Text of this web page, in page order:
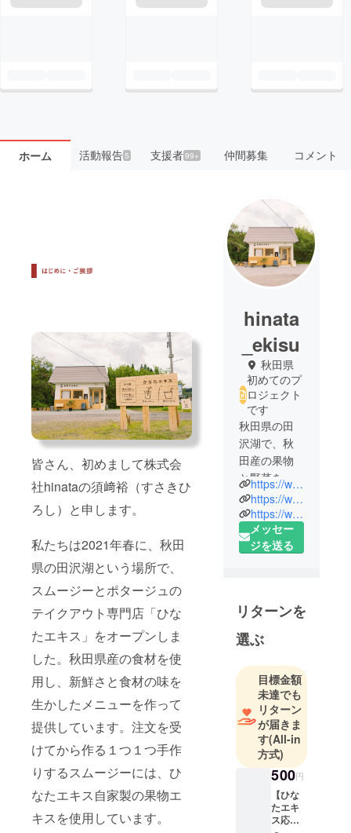
ホーム 活動報告5 支援者99+ 仲間募集 コメント
皆さん、初めまして株式会
社hinataの須﨑裕（すさきひ
ろし）と申します。
私たちは2021年春に、秋田
県の田沢湖という場所で、
スムージーとポタージュの
テイクアウト専門店「ひな
たエキス」をオープンしま
した。秋田県産の食材を使
用し、新鮮さと食材の味を
生かしたメニューを作って
提供しています。注文を受
けてから作る１つ１つ手作
りするスムージーには、ひ
なたエキス自家製の果物エ
キスを使用しています。
hinata
_ekisu
秋田県
初めてのプ
ロジェクト
です
秋田県の田
沢湖で、秋
田産の果物
と野菜を
使ってス
ムージーと
ポタージュ
を作ってい
て、採れた
て新鮮な味
をお届けし
ています。
現在、お店
自家製の果
物エキスと
野菜ペース
トをたくさ
んの人々に
届けるため
に、加工場
の建設を計
https://www.instagram.com/hinata_ekisu/?hl=ja
https://www.hinata-life.co.jp/hinata_ekisu
https://www.youtube.com/c/HIRO2021
メッセー
ジを送る
リターンを
選ぶ
目標金額
未達でも
リターン
が届きま
す(All-in
方式)
500円
【ひな
たエキ
ス応援